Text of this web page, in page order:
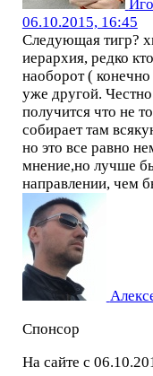
06.10.2015, 16:45
Следующая тигр?
иерархия, редко
наоборот ( конечно
уже другой.
получится что не
собирает там
но это все равно
мнение,но лучше
направлении, чем
Спонсор
На сайте с